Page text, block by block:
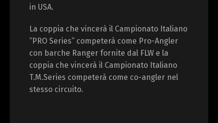
in USA.
La coppia che vincerà il Campionato Italiano
“PRO Series” competerà come Pro-Angler
con barche Ranger fornite dal FLW e la
coppia che vincerà il Campionato Italiano
T.M.Series competerà come co-angler nel
stesso circuito.